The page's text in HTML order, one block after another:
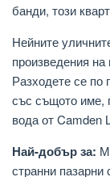
банди, този
Нейните
произведения
Разходете се по
със същото име,
вода от Camden
Най-добър за:
странни пазарни